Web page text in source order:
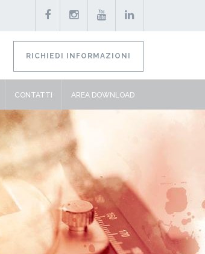
RICHIEDI INFORMAZIONI
CONTATTI AREA DOWNLOAD